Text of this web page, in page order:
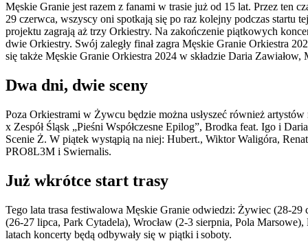
Męskie Granie jest razem z fanami w trasie już od 15 lat. Przez ten
29 czerwca, wszyscy oni spotkają się po raz kolejny podczas
projektu zagrają aż trzy Orkiestry. Na zakończenie piątkowych
dwie Orkiestry. Swój zaległy finał zagra Męskie Granie Orkiestra
się także Męskie Granie Orkiestra 2024 w składzie Daria
Dwa dni, dwie sceny
Poza Orkiestrami w Żywcu będzie można usłyszeć również
x Zespół Śląsk „Pieśni Współczesne Epilog”, Brodka feat. Igo i
Scenie Ż. W piątek wystąpią na niej: Hubert., Wiktor Waligóra,
PRO8L3M i Swiernalis.
Już wkrótce start trasy
Tego lata trasa festiwalowa Męskie Granie odwiedzi: Żywiec (28-
(26-27 lipca, Park Cytadela), Wrocław (2-3 sierpnia, Pola
latach koncerty będą odbywały się w piątki i soboty.